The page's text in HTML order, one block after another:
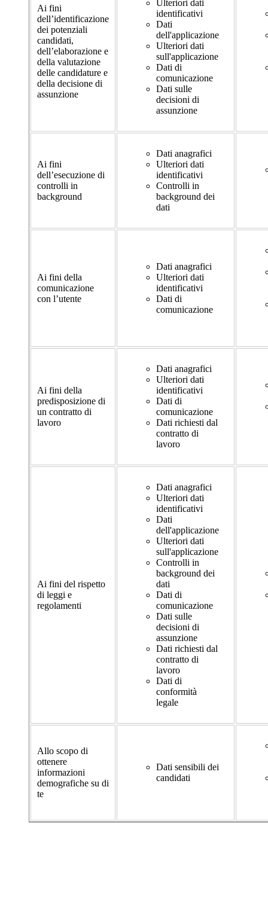
Ai fini
dell’identificazione
dei potenziali
candidati,
dell’elaborazione e
della valutazione
delle candidature e
della decisione di
assunzione
Ulteriori dati
identificativi
Dati
dell'applicazione
Ulteriori dati
sull'applicazione
Dati di
comunicazione
Dati sulle
decisioni di
assunzione
Ai fini
dell’esecuzione di
controlli in
background
Dati anagrafici
Ulteriori dati
identificativi
Controlli in
background dei
dati
Ai fini della
comunicazione
con l’utente
Dati anagrafici
Ulteriori dati
identificativi
Dati di
comunicazione
Ai fini della
predisposizione di
un contratto di
lavoro
Dati anagrafici
Ulteriori dati
identificativi
Dati di
comunicazione
Dati richiesti dal
contratto di
lavoro
Ai fini del rispetto
di leggi e
regolamenti
Dati anagrafici
Ulteriori dati
identificativi
Dati
dell'applicazione
Ulteriori dati
sull'applicazione
Controlli in
background dei
dati
Dati di
comunicazione
Dati sulle
decisioni di
assunzione
Dati richiesti dal
contratto di
lavoro
Dati di
conformità
legale
Allo scopo di
ottenere
informazioni
demografiche su di
te
Dati sensibili dei
candidati